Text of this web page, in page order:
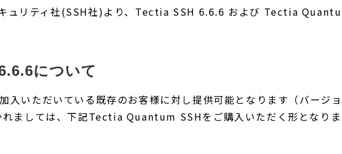
ュリティ社(SSH社)より、Tectia SSH 6.6.6 および Tectia
について
入いただいている既存のお客様に対し提供可能となります（バージ
ましては、下記Tectia Quantum SSHをご購入いただく形となりま